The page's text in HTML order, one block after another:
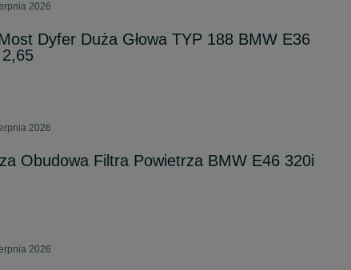
2026
Dyfer Duża Głowa TYP 188 BMW E36
2,65
2026
Obudowa Filtra Powietrza BMW E46 320i
2026